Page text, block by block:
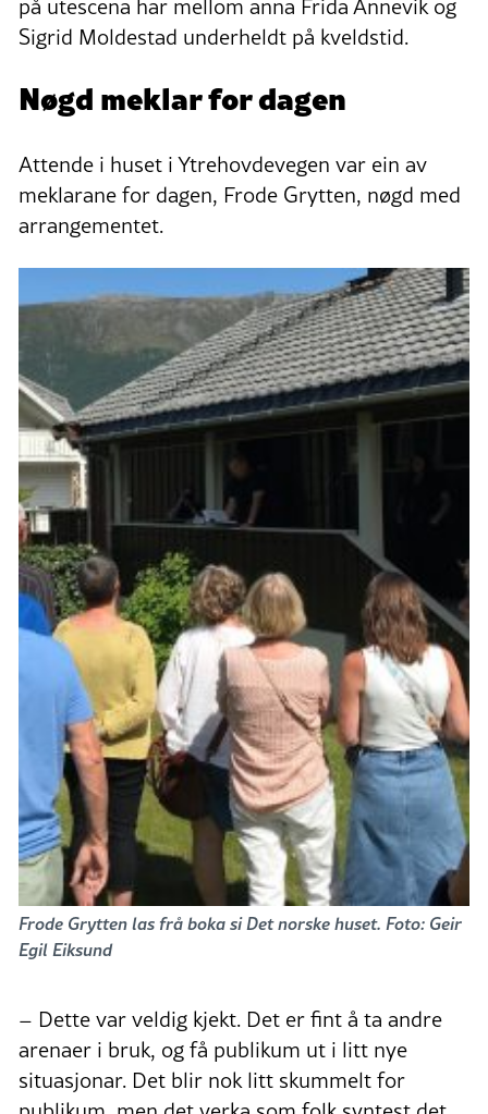
på utescena har mellom anna Frida Ånnevik og
Sigrid Moldestad underheldt på kveldstid.
Nøgd meklar for dagen
Attende i huset i Ytrehovdevegen var ein av
meklarane for dagen, Frode Grytten, nøgd med
arrangementet.
Frode Grytten las frå boka si Det norske huset. Foto: Geir
Egil Eiksund
– Dette var veldig kjekt. Det er fint å ta andre
arenaer i bruk, og få publikum ut i litt nye
situasjonar. Det blir nok litt skummelt for